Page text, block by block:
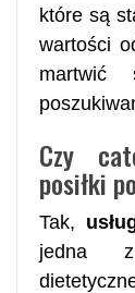
które są
wartości
Czy
posiłki
Tak,
jedna z